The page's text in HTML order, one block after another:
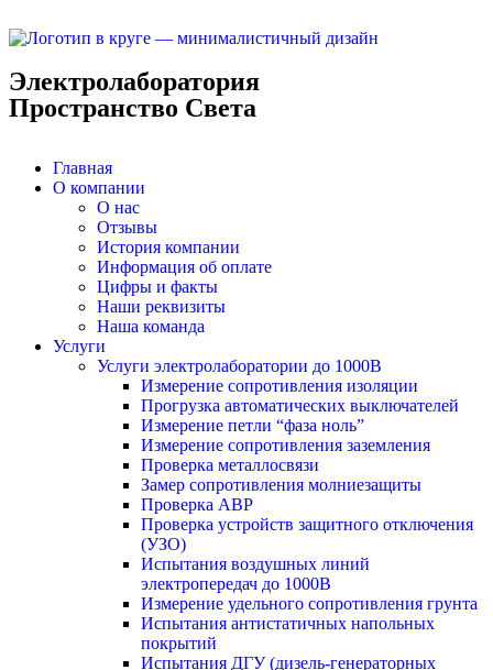
Электролаборатория
Пространство Света
Главная
О компании
О нас
Отзывы
История компании
Информация об оплате
Цифры и факты
Наши реквизиты
Наша команда
Услуги
Услуги электролаборатории до 1000В
Измерение сопротивления изоляции
Прогрузка автоматических выключателей
Измерение петли “фаза ноль”
Измерение сопротивления заземления
Проверка металлосвязи
Замер сопротивления молниезащиты
Проверка АВР
Проверка устройств защитного отключения
(УЗО)
Испытания воздушных линий
электропередач до 1000В
Измерение удельного сопротивления грунта
Испытания антистатичных напольных
покрытий
Испытания ДГУ (дизель-генераторных